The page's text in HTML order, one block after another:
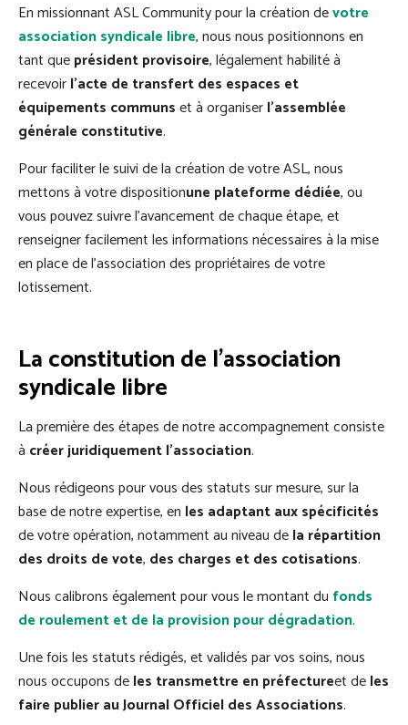
En missionnant ASL Community pour la création devotre
association syndicale libre, nous nous positionnons en
tant queprésident provisoire, légalement habilité à
recevoirl’acte de transfert des espaces et
équipements communset à organiserl’assemblée
générale constitutive.
Pour faciliter le suivi de la création de votre ASL, nous
mettons à votre dispositionune plateforme dédiée, ou
vous pouvez suivre l’avancement de chaque étape, et
renseigner facilement les informations nécessaires à la mise
en place de l’association des propriétaires de votre
lotissement.
La constitution de l’association
syndicale libre
La première des étapes de notre accompagnement consiste
à créer juridiquement l’association.
Nous rédigeons pour vous des statuts sur mesure, sur la
base de notre expertise, en les adaptant aux spécificités
de votre opération, notamment au niveau dela répartition
des droits de vote, des charges et des cotisations.
Nous calibrons également pour vous le montant du fonds
de roulement et de la provision pour dégradation.
Une fois les statuts rédigés, et validés par vos soins, nous
nous occupons deles transmettre en préfectureet deles
faire publier au Journal Officiel des Associations.